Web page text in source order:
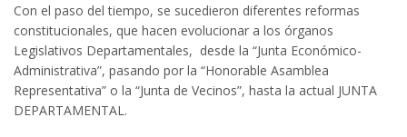
Con el paso del tiempo, se sucedieron diferentes reformas
constitucionales, que hacen evolucionar a los órganos
Legislativos Departamentales, desde la “Junta Económico-
Administrativa”, pasando por la “Honorable Asamblea
Representativa” o la “Junta de Vecinos”, hasta la actual JUNTA
DEPARTAMENTAL.